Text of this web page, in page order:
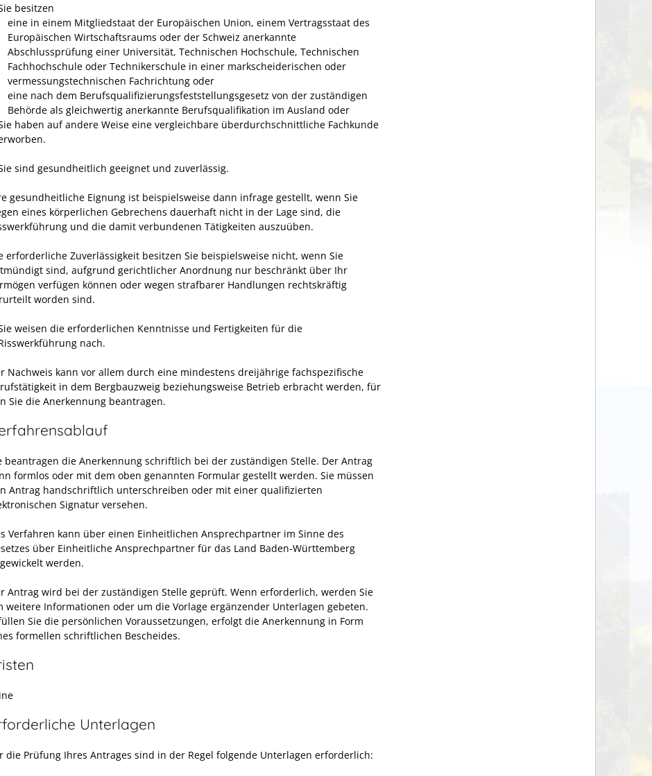
besitzen
eine in einem Mitgliedstaat der Europäischen Union, einem Vertragsstaat des
Europäischen Wirtschaftsraums oder der Schweiz anerkannte
Abschlussprüfung einer Universität, Technischen Hochschule, Technischen
Fachhochschule oder Technikerschule in einer markscheiderischen oder
vermessungstechnischen Fachrichtung oder
eine nach dem Berufsqualifizierungsfeststellungsgesetz von der zuständigen
Behörde als gleichwertig anerkannte Berufsqualifikation im Ausland oder
haben auf andere Weise eine vergleichbare überdurchschnittliche Fachkunde
sind gesundheitlich geeignet und zuverlässig.
gesundheitliche Eignung ist beispielsweise dann infrage gestellt, wenn Sie
eines körperlichen Gebrechens dauerhaft nicht in der Lage sind, die
und die damit verbundenen Tätigkeiten auszuüben.
erforderliche Zuverlässigkeit besitzen Sie beispielsweise nicht, wenn Sie
sind, aufgrund gerichtlicher Anordnung nur beschränkt über Ihr
verfügen können oder wegen strafbarer Handlungen rechtskräftig
worden sind.
weisen die erforderlichen Kenntnisse und Fertigkeiten für die
nach.
Nachweis kann vor allem durch eine mindestens dreijährige fachspezifische
in dem Bergbauzweig beziehungsweise Betrieb erbracht werden, für
Sie die Anerkennung beantragen.
beantragen die Anerkennung schriftlich bei der zuständigen Stelle. Der Antrag
formlos oder mit dem oben genannten Formular gestellt werden. Sie müssen
Antrag handschriftlich unterschreiben oder mit einer qualifizierten
Signatur versehen.
Verfahren kann über einen Einheitlichen Ansprechpartner im Sinne des
über Einheitliche Ansprechpartner für das Land Baden-Württemberg
werden.
Antrag wird bei der zuständigen Stelle geprüft. Wenn erforderlich, werden Sie
weitere Informationen oder um die Vorlage ergänzender Unterlagen gebeten.
Sie die persönlichen Voraussetzungen, erfolgt die Anerkennung in Form
formellen schriftlichen Bescheides.
Unterlagen
die Prüfung Ihres Antrages sind in der Regel folgende Unterlagen erforderlich: